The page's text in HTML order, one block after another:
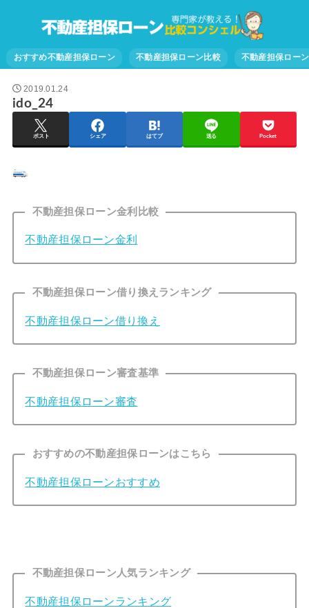
おすすめ不動産担保ローン 不動産担保ローン比較 不動産担保ロー
2019.01.24
ido_24
ポスト シェア はてブ 送る Pocket
不動産担保ローン金利比較
不動産担保ローン金利
不動産担保ローン借り換えランキング
不動産担保ローン借り換え
不動産担保ローン審査基準
不動産担保ローン審査
おすすめの不動産担保ローンはこちら
不動産担保ローンおすすめ
不動産担保ローン人気ランキング
不動産担保ローンランキング